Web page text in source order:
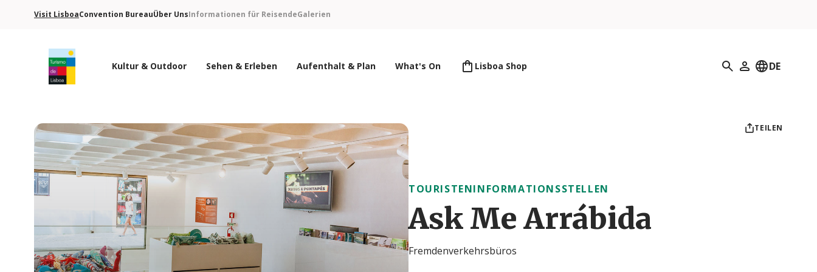
Visit LisboaConvention BureauÜber UnsInformationen für ReisendeGalerien
Kultur & Outdoor Sehen & Erleben Aufenthalt & Plan What's On Lisboa Shop Suchen
Mein Profil
DE
TEILEN
TOURISTENINFORMATIONSSTELLEN
Ask Me Arrábida
Fremdenverkehrsbüros